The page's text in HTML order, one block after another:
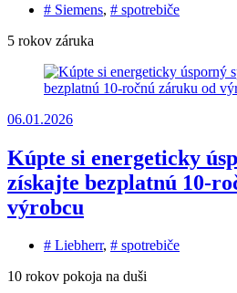
# Siemens, # spotrebiče
5 rokov záruka
06.01.2026
Kúpte si energeticky
získajte bezplatnú 10-
výrobcu
# Liebherr, # spotrebiče
10 rokov pokoja na duši